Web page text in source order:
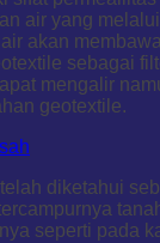
air yang
akan
sebagai
mengalir
geotextile.
diketahui
seperti pada